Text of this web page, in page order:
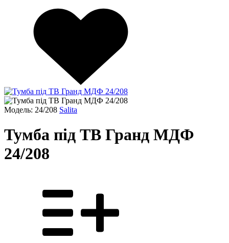
Модель: 24/208 Salita
Тумба під ТВ Гранд МДФ
24/208